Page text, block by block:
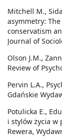
Mitchell M.,
asymmetry:
conservatism
Journal of
Olson J.M.,
Review of
Pervin L.A.,
Gdańskie
Potulicka E.,
i stylów życia w
Rewera,